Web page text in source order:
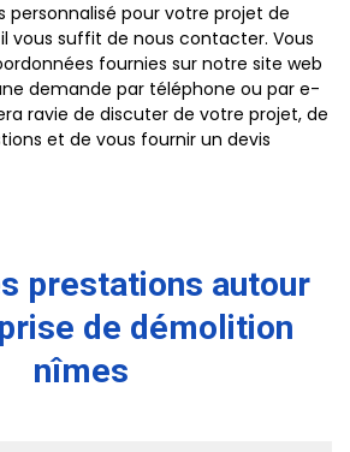
personnalisé pour votre projet de
vous suffit de nous contacter. Vous
fournies sur notre site web
demande par téléphone ou par e-
ravie de discuter de votre projet, de
et de vous fournir un devis
prestations autour
de démolition
nîmes